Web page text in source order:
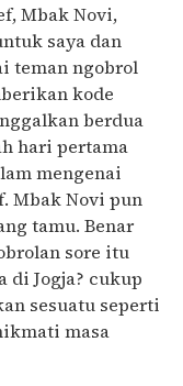
Mbak Novi,
saya dan
teman ngobrol
kode
berdua
hari pertama
mengenai
Mbak Novi pun
tamu. Benar
sore itu
di Jogja? cukup
sesuatu seperti
masa